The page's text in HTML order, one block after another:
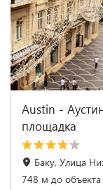
Austin -
площадка
Баку, Улица
748 м до объекта